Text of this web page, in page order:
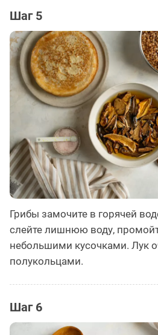
Шаг 5
Грибы замочите в горячей
слейте лишнюю воду,
небольшими кусочками. Лук
полукольцами.
Шаг 6